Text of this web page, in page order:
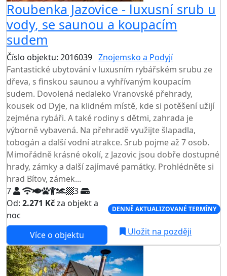
Roubenka Jazovice - luxusní srub u
vody, se saunou a koupacím
sudem
Číslo objektu: 2016039 Znojemsko a Podyjí
Fantastické ubytování v luxusním rybářském srubu ze
dřeva, s finskou saunou a vyhřívaným koupacím
sudem. Dovolená nedaleko Vranovské přehrady,
kousek od Dyje, na klidném místě, kde si potěšení užijí
zejména rybáři. A také rodiny s dětmi, zahrada je
výborně vybavená. Na přehradě využijte šlapadla,
tobogán a další vodní atrakce. Srub pojme až 7 osob.
Mimořádně krásné okolí, z Jazovic jsou dobře dostupné
hrady, zámky a další zajímavé památky. Prohlédněte si
hrad Bítov, zámek...
7
3
Od: 2.271 Kčza objekt a
noc
DENNĚ AKTUALIZOVANÉ TERMÍNY
Více o objektu Uložit na později